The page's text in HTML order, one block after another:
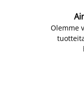
Olemme